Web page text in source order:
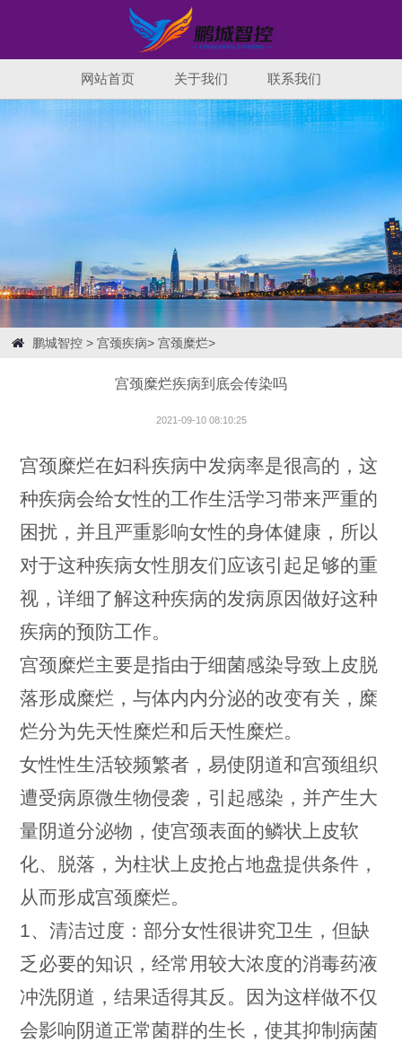
网站首页 关于我们 联系我们
鹏城智控> 宫颈疾病> 宫颈糜烂>
宫颈糜烂疾病到底会传染吗
2021-09-10 08:10:25
宫颈糜烂在妇科疾病中发病率是很高的，这
种疾病会给女性的工作生活学习带来严重的
困扰，并且严重影响女性的身体健康，所以
对于这种疾病女性朋友们应该引起足够的重
视，详细了解这种疾病的发病原因做好这种
疾病的预防工作。
宫颈糜烂主要是指由于细菌感染导致上皮脱
落形成糜烂，与体内内分泌的改变有关，糜
烂分为先天性糜烂和后天性糜烂。
女性性生活较频繁者，易使阴道和宫颈组织
遭受病原微生物侵袭，引起感染，并产生大
量阴道分泌物，使宫颈表面的鳞状上皮软
化、脱落，为柱状上皮抢占地盘提供条件，
从而形成宫颈糜烂。
1、清洁过度：部分女性很讲究卫生，但缺
乏必要的知识，经常用较大浓度的消毒药液
冲洗阴道，结果适得其反。因为这样做不仅
会影响阴道正常菌群的生长，使其抑制病菌